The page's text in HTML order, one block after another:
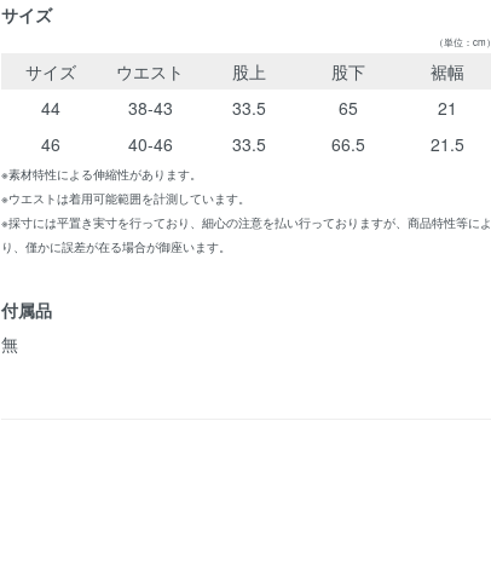
サイズ
（単位：cm）
サイズ ウエスト 股上 股下
裾幅
44
38-43 33.5 65
21
46
40-46 33.5 66.5 21.5
※素材特性による伸縮性があります。
※ウエストは着用可能範囲を計測しています。
※採寸には平置き実寸を行っており、細心の注意を払い行っておりますが、商品特性等によ
り、僅かに誤差が在る場合が御座います。
付属品
無